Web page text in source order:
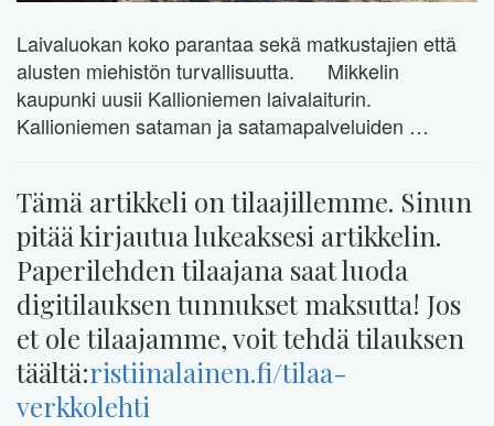
Laivaluokan koko parantaa sekä matkustajien että
alusten miehistön turvallisuutta. Mikkelin
kaupunki uusii Kallioniemen laivalaiturin.
Kallioniemen sataman ja satamapalveluiden …
Tämä artikkeli on tilaajillemme. Sinun
pitää kirjautua lukeaksesi artikkelin.
Paperilehden tilaajana saat luoda
digitilauksen tunnukset maksutta! Jos
et ole tilaajamme, voit tehdä tilauksen
täältä:ristiinalainen.fi/tilaa-
verkkolehti